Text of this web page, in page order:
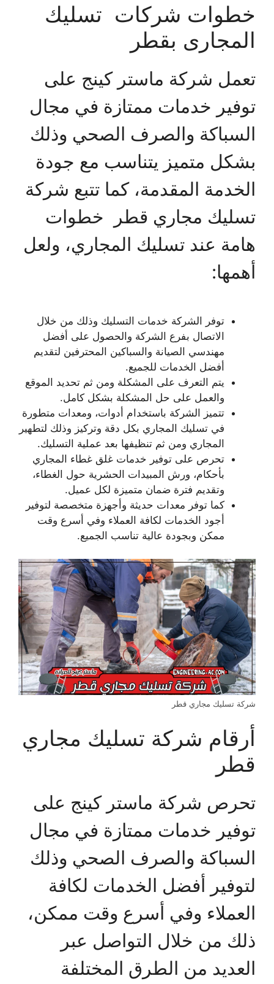
خطوات شركات تسليك
المجارى بقطر
تعمل شركة ماستر كينج على
توفير خدمات ممتازة في مجال
السباكة والصرف الصحي وذلك
بشكل متميز يتناسب مع جودة
الخدمة المقدمة، كما تتبع شركة
تسليك مجاري قطر خطوات
هامة عند تسليك المجاري، ولعل
أهمها:
توفر الشركة خدمات التسليك وذلك من خلال
الاتصال بفرع الشركة والحصول على أفضل
مهندسي الصيانة والسباكين المحترفين لتقديم
أفضل الخدمات للجميع.
يتم التعرف على المشكلة ومن ثم تحديد الموقع
والعمل على حل المشكلة بشكل كامل.
تتميز الشركة باستخدام أدوات، ومعدات متطورة
في تسليك المجاري بكل دقة وتركيز وذلك لتطهير
المجاري ومن ثم تنظيفها بعد عملية التسليك.
تحرص على توفير خدمات غلق غطاء المجاري
بأحكام، ورش المبيدات الحشرية حول الغطاء،
وتقديم فترة ضمان متميزة لكل عميل.
كما توفر معدات حديثة وأجهزة متخصصة لتوفير
أجود الخدمات لكافة العملاء وفي أسرع وقت
ممكن وبجودة عالية تناسب الجميع.
شركة تسليك مجاري قطر
أرقام شركة تسليك مجاري
قطر
تحرص شركة ماستر كينج على
توفير خدمات ممتازة في مجال
السباكة والصرف الصحي وذلك
لتوفير أفضل الخدمات لكافة
العملاء وفي أسرع وقت ممكن،
ذلك من خلال التواصل عبر
العديد من الطرق المختلفة